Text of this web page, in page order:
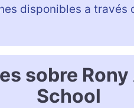
disponibles a través
sobre
School